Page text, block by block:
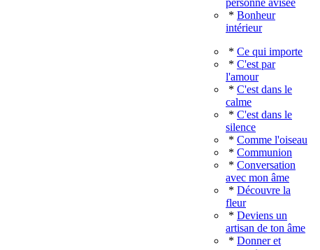
personne avisée
* Bonheur
intérieur
* Ce qui importe
* C'est par
l'amour
* C'est dans le
calme
* C'est dans le
silence
* Comme l'oiseau
* Communion
* Conversation
avec mon âme
* Découvre la
fleur
* Deviens un
artisan de ton âme
* Donner et